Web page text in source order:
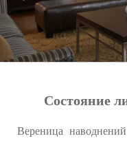
Состояние
Вереница